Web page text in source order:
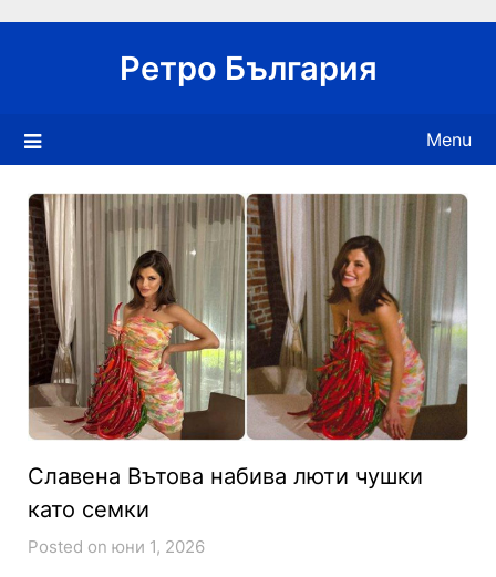
Ретро България
Menu
Славена Вътова набива люти чушки
като семки
Posted on юни 1, 2026